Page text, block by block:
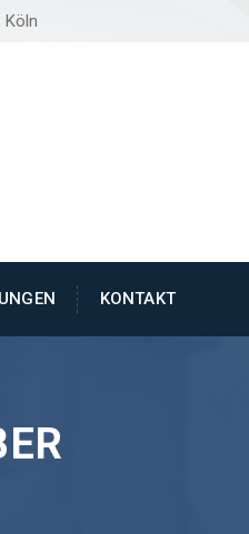
Köln
KONTAKT